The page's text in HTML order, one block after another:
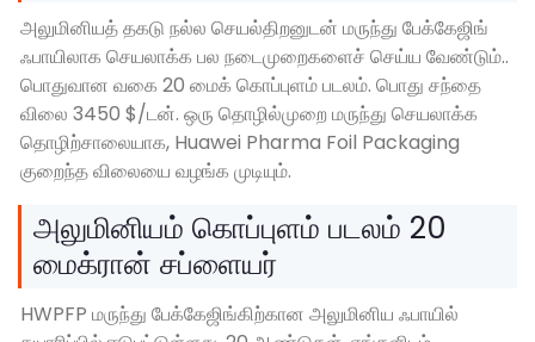
அலுமினியத் தகடு நல்ல செயல்திறனுடன் மருந்து பேக்கேஜிங்
ஃபாயிலாக செயலாக்க பல நடைமுறைகளைச் செய்ய வேண்டும்..
பொதுவான வகை 20 மைக் கொப்புளம் படலம். பொது சந்தை
விலை 3450 $/டன். ஒரு தொழில்முறை மருந்து செயலாக்க
தொழிற்சாலையாக, Huawei Pharma Foil Packaging
குறைந்த விலையை வழங்க முடியும்.
அலுமினியம் கொப்புளம் படலம் 20
மைக்ரான் சப்ளையர்
HWPFP மருந்து பேக்கேஜிங்கிற்கான அலுமினிய ஃபாயில்